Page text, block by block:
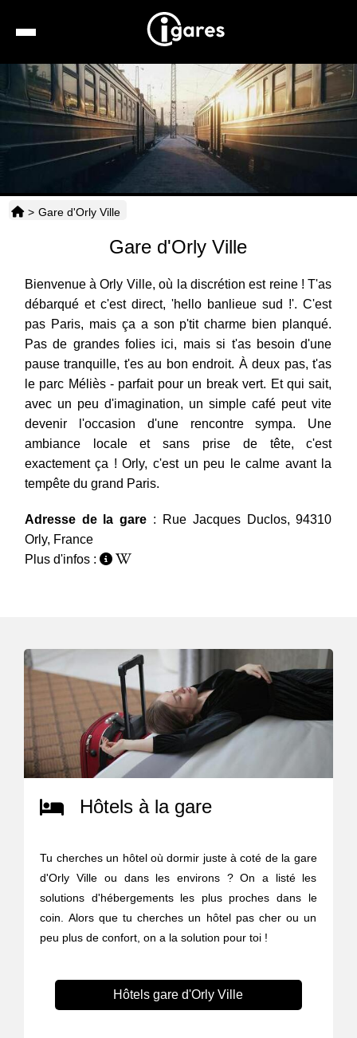
Recherche
Location de voiture
Hôtels
Taxis
Horaires
> Gare d'Orly Ville
Gare d'Orly Ville
Bienvenue à Orly Ville, où la discrétion est reine ! T'as
débarqué et c'est direct, 'hello banlieue sud !'. C'est
pas Paris, mais ça a son p'tit charme bien planqué.
Pas de grandes folies ici, mais si t'as besoin d'une
pause tranquille, t'es au bon endroit. À deux pas, t'as
le parc Méliès - parfait pour un break vert. Et qui sait,
avec un peu d'imagination, un simple café peut vite
devenir l'occasion d'une rencontre sympa. Une
ambiance locale et sans prise de tête, c'est
exactement ça ! Orly, c'est un peu le calme avant la
tempête du grand Paris.
Adresse de la gare : Rue Jacques Duclos, 94310
Orly, France
Plus d'infos :
Hôtels à la gare
Tu cherches un hôtel où dormir juste à coté de la gare
d'Orly Ville ou dans les environs ? On a listé les
solutions d'hébergements les plus proches dans le
coin. Alors que tu cherches un hôtel pas cher ou un
peu plus de confort, on a la solution pour toi !
Hôtels gare d'Orly Ville